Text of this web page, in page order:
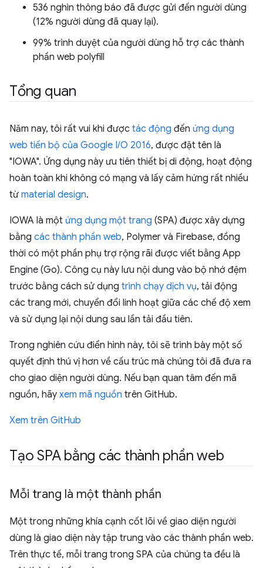
536 nghìn thông báo đã được gửi đến người dùng
(12% người dùng đã quay lại).
99% trình duyệt của người dùng hỗ trợ các thành
phần web polyfill
Tổng quan
Năm nay, tôi rất vui khi được tác động đến ứng dụng
web tiến bộ của Google I/O 2016, được đặt tên là
"IOWA". Ứng dụng này ưu tiên thiết bị di động, hoạt động
hoàn toàn khi không có mạng và lấy cảm hứng rất nhiều
từ material design.
IOWA là một ứng dụng một trang (SPA) được xây dựng
bằng các thành phần web, Polymer và Firebase, đồng
thời có một phần phụ trợ rộng rãi được viết bằng App
Engine (Go). Công cụ này lưu nội dung vào bộ nhớ đệm
trước bằng cách sử dụng trình chạy dịch vụ, tải động
các trang mới, chuyển đổi linh hoạt giữa các chế độ xem
và sử dụng lại nội dung sau lần tải đầu tiên.
Trong nghiên cứu điển hình này, tôi sẽ trình bày một số
quyết định thú vị hơn về cấu trúc mà chúng tôi đã đưa ra
cho giao diện người dùng. Nếu bạn quan tâm đến mã
nguồn, hãy xem mã nguồn trên GitHub.
Xem trên GitHub
Tạo SPA bằng các thành phần web
Mỗi trang là một thành phần
Một trong những khía cạnh cốt lõi về giao diện người
dùng là giao diện này tập trung vào các thành phần web.
Trên thực tế, mỗi trang trong SPA của chúng ta đều là